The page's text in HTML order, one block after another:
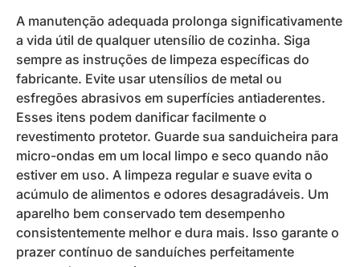
A manutenção adequada prolonga significativamente
a vida útil de qualquer utensílio de cozinha. Siga
sempre as instruções de limpeza específicas do
fabricante. Evite usar utensílios de metal ou
esfregões abrasivos em superfícies antiaderentes.
Esses itens podem danificar facilmente o
revestimento protetor. Guarde sua sanduicheira para
micro-ondas em um local limpo e seco quando não
estiver em uso. A limpeza regular e suave evita o
acúmulo de alimentos e odores desagradáveis. Um
aparelho bem conservado tem desempenho
consistentemente melhor e dura mais. Isso garante o
prazer contínuo de sanduíches perfeitamente